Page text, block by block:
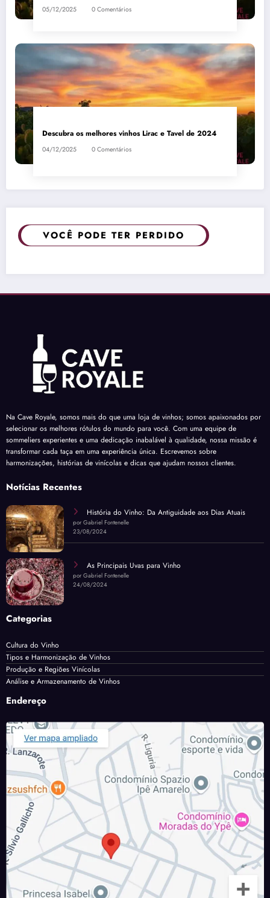
05/12/2025 0 Comentários
Descubra os melhores vinhos Lirac e Tavel de 2024
04/12/2025 0 Comentários
VOCÊ PODE TER PERDIDO
Na Cave Royale, somos mais do que uma loja de vinhos; somos apaixonados por
selecionar os melhores rótulos do mundo para você. Com uma equipe de
sommeliers experientes e uma dedicação inabalável à qualidade, nossa missão é
transformar cada taça em uma experiência única. Escrevemos sobre
harmonizações, histórias de vinícolas e dicas que ajudam nossos clientes.
Notícias Recentes
História do Vinho: Da Antiguidade aos Dias Atuais
por Gabriel Fontenelle
23/08/2024
As Principais Uvas para Vinho
por Gabriel Fontenelle
24/08/2024
Categorias
Cultura do Vinho
Tipos e Harmonização de Vinhos
Produção e Regiões Vinícolas
Análise e Armazenamento de Vinhos
Endereço